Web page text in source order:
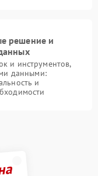
решение и
и инструментов,
данными:
и